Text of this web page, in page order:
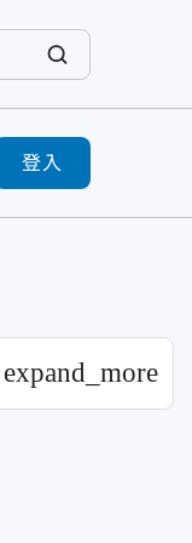
登入
expand_more